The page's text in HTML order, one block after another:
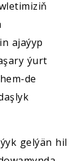
ajaýyp
ýurt
de
gelýän hil